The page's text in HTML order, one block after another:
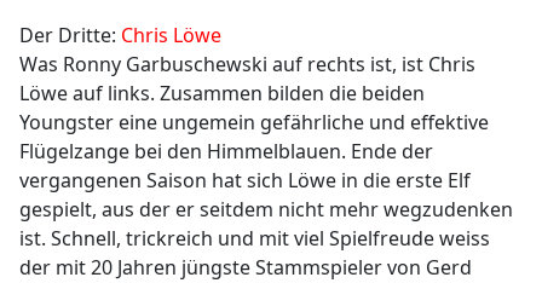
Der Dritte: Chris Löwe
Was Ronny Garbuschewski auf rechts ist, ist Chris
Löwe auf links. Zusammen bilden die beiden
Youngster eine ungemein gefährliche und effektive
Flügelzange bei den Himmelblauen. Ende der
vergangenen Saison hat sich Löwe in die erste Elf
gespielt, aus der er seitdem nicht mehr wegzudenken
ist. Schnell, trickreich und mit viel Spielfreude weiss
der mit 20 Jahren jüngste Stammspieler von Gerd